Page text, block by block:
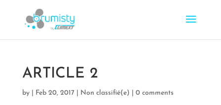
ARTICLE 2
by Feb 20, 2017| Non classifié(e) 0 comments